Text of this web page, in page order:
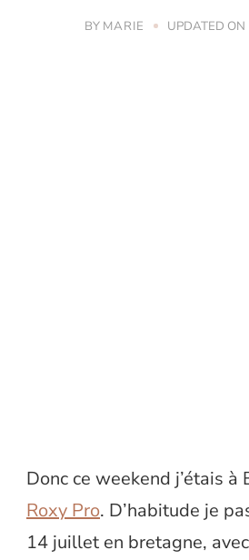
BY MARIE UPDATED ON
Donc ce weekend j’étais à
Roxy Pro. D’habitude je
14 juillet en bretagne,